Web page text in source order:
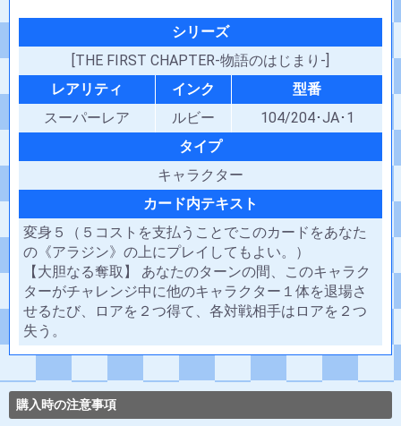
シリーズ
[THE FIRST CHAPTER-物語のはじまり-]
レアリティ
インク
型番
スーパーレア
ルビー
104/204･JA･1
タイプ
キャラクター
カード内テキスト
変身５（５コストを支払うことでこのカードをあなた
の《アラジン》の上にプレイしてもよい。）
【大胆なる奪取】 あなたのターンの間、このキャラク
ターがチャレンジ中に他のキャラクター１体を退場さ
せるたび、ロアを２つ得て、各対戦相手はロアを２つ
失う。
購入時の注意事項